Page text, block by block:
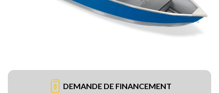
DEMANDE DE FINANCEMENT